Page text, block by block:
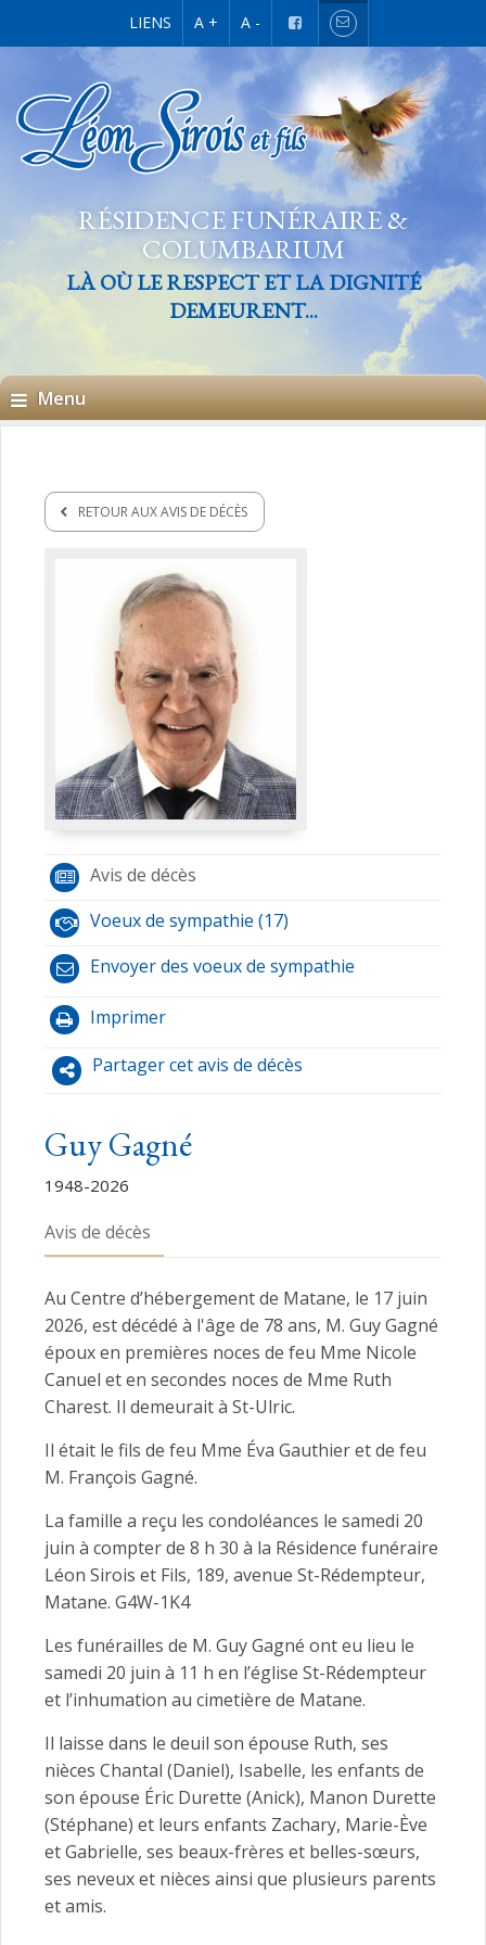
LIENS A + A -
RÉSIDENCE FUNÉRAIRE &
COLUMBARIUM
LÀ OÙ LE RESPECT ET LA DIGNITÉ
DEMEURENT...
Menu
RETOUR AUX AVIS DE DÉCÈS
Avis de décès
Voeux de sympathie (17)
Envoyer des voeux de sympathie
Imprimer
Partager cet avis de décès
Guy Gagné
1948-2026
Avis de décès
Au Centre d’hébergement de Matane, le 17 juin
2026, est décédé à l'âge de 78 ans, M. Guy Gagné
époux en premières noces de feu Mme Nicole
Canuel et en secondes noces de Mme Ruth
Charest. Il demeurait à St-Ulric.
Il était le fils de feu Mme Éva Gauthier et de feu
M. François Gagné.
La famille a reçu les condoléances le samedi 20
juin à compter de 8 h 30 à la Résidence funéraire
Léon Sirois et Fils, 189, avenue St-Rédempteur,
Matane. G4W-1K4
Les funérailles de M. Guy Gagné ont eu lieu le
samedi 20 juin à 11 h en l’église St-Rédempteur
et l’inhumation au cimetière de Matane.
Il laisse dans le deuil son épouse Ruth, ses
nièces Chantal (Daniel), Isabelle, les enfants de
son épouse Éric Durette (Anick), Manon Durette
(Stéphane) et leurs enfants Zachary, Marie-Ève
et Gabrielle, ses beaux-frères et belles-sœurs,
ses neveux et nièces ainsi que plusieurs parents
et amis.